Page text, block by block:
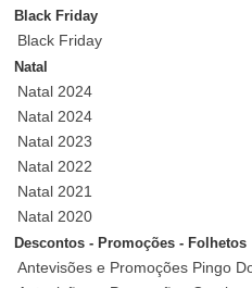
Black Friday
Black Friday
Natal
Natal 2024
Natal 2024
Natal 2023
Natal 2022
Natal 2021
Natal 2020
Descontos - Promoções - Folhetos
Antevisões e Promoções Pingo